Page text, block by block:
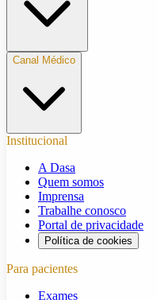
Canal Médico
Institucional
A Dasa
Quem somos
Imprensa
Trabalhe conosco
Portal de privacidade
Política de cookies
Para pacientes
Exames